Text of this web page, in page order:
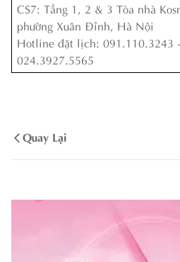
CS7: Tầng 1, 2 & 3 Tòa nhà
phường Xuân Đỉnh, Hà Nội
Hotline đặt lịch: 091.110.3243
024.3927.5565
Quay Lại